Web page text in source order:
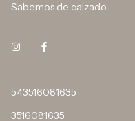
Sabemos de calzado.
543516081635
3516081635